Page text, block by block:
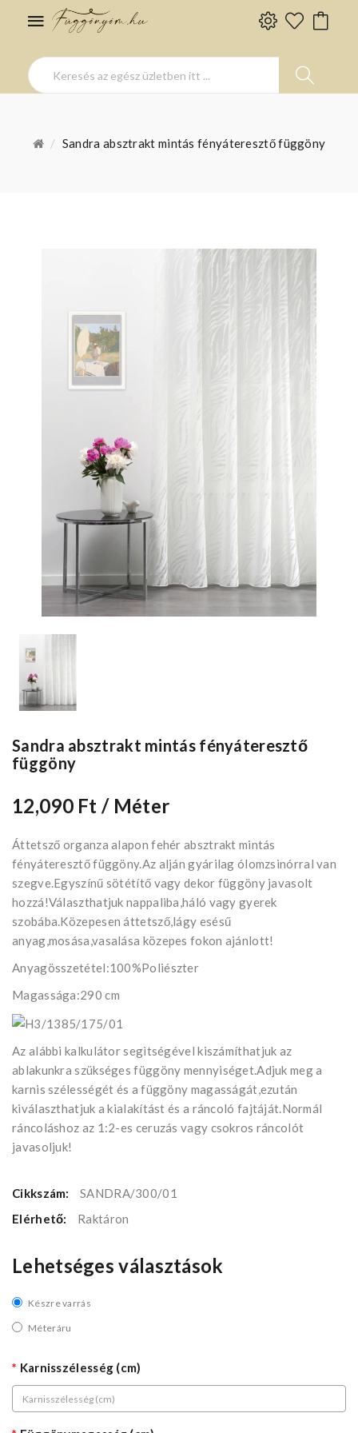
Sandra absztrakt mintás fényáteresztő függöny
Sandra absztrakt mintás fényáteresztő
függöny
12,090 Ft/ Méter
Áttetsző organza alapon fehér absztrakt mintás
fényáteresztő függöny.Az alján gyárilag ólomzsinórral van
szegve.Egyszínű sötétítő vagy dekor függöny javasolt
hozzá!Választhatjuk nappaliba,háló vagy gyerek
szobába.Közepesen áttetsző,lágy esésű
anyag,mosása,vasalása közepes fokon ajánlott!
Anyagösszetétel:100%Poliészter
Magassága:290 cm
Az alábbi kalkulátor segìtségével kiszámíthatjuk az
ablakunkra szükséges függöny mennyiséget.Adjuk meg a
karnis szélességét és a függöny magasságát,ezután
kiválaszthatjuk a kialakítást és a ráncoló fajtáját.Normál
ráncoláshoz az 1:2-es ceruzás vagy csokros ráncolót
javasoljuk!
Cikkszám:
SANDRA/300/01
Elérhető:
Raktáron
Lehetséges választások
Készre varrás
Méteráru
Karnisszélesség (cm)